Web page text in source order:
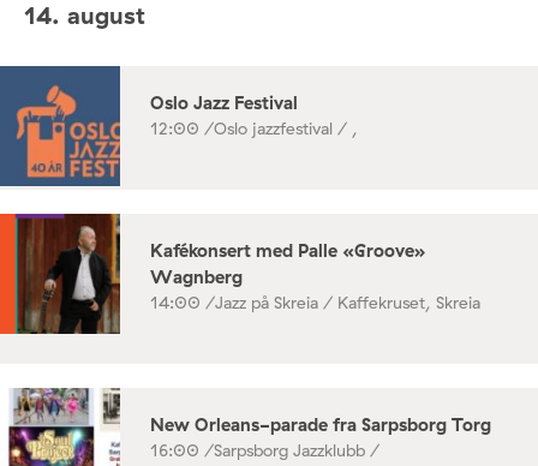
14. august
Oslo Jazz Festival
12:00 /Oslo jazzfestival / ,
Kafékonsert med Palle «Groove»
Wagnberg
14:00 /Jazz på Skreia / Kaffekruset, Skreia
New Orleans-parade fra Sarpsborg Torg
16:00 /Sarpsborg Jazzklubb /